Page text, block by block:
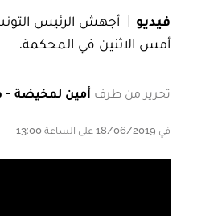
فيديو
أجهش الرئيس
أمس الاثنين في المحكمة.
تحرير من طرف أمين لمخيضة
في 18/06/2019 على الساعة 13:00